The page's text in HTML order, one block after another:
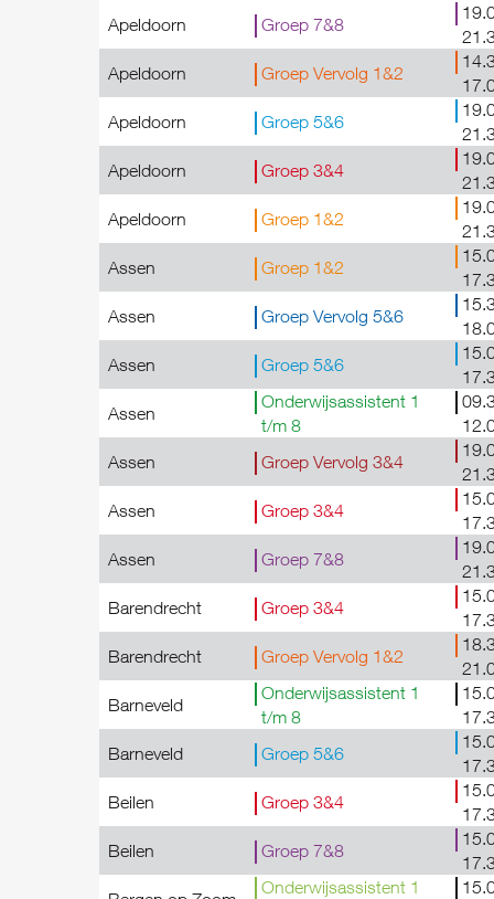
Apeldoorn Groep 7&8
Apeldoorn
Groep Vervolg 1&2
Apeldoorn
Groep 5&6
Apeldoorn
Groep 3&4
Apeldoorn
Groep 1&2
Assen
Groep 1&2
Assen
Groep Vervolg 5&6
Assen
Groep 5&6
Assen
Onderwijsassistent 1
t/m 8
Assen
Groep Vervolg 3&4
Assen
Groep 3&4
Assen
Groep 7&8
Barendrecht
Groep 3&4
Barendrecht
Groep Vervolg 1&2
Barneveld
Onderwijsassistent 1
t/m 8
Barneveld
Groep 5&6
Beilen
Groep 3&4
Beilen
Groep 7&8
Onderwijsassistent 1